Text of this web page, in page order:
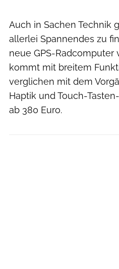
Auch in Sachen Technik
allerlei Spannendes zu
neue GPS-Radcomputer
kommt mit breitem
verglichen mit dem
Haptik und Touch-
ab 380 Euro.